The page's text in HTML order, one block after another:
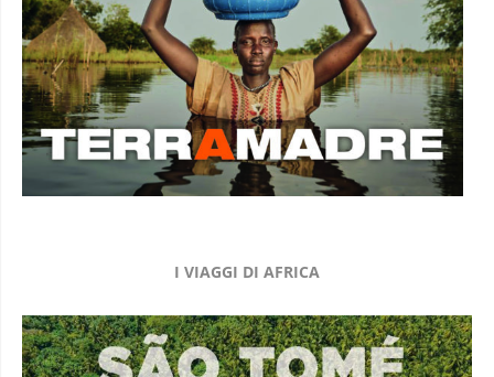
I VIAGGI DI AFRICA